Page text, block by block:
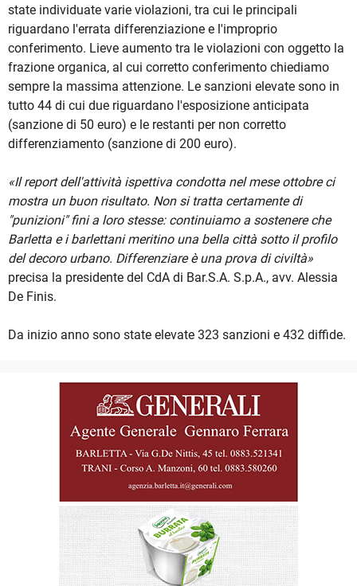
state individuate varie violazioni, tra cui le principali
riguardano l'errata differenziazione e l'improprio
conferimento. Lieve aumento tra le violazioni con oggetto la
frazione organica, al cui corretto conferimento chiediamo
sempre la massima attenzione. Le sanzioni elevate sono in
tutto 44 di cui due riguardano l'esposizione anticipata
(sanzione di 50 euro) e le restanti per non corretto
differenziamento (sanzione di 200 euro).
«Il report dell'attività ispettiva condotta nel mese ottobre ci
mostra un buon risultato. Non si tratta certamente di
"punizioni" fini a loro stesse: continuiamo a sostenere che
Barletta e i barlettani meritino una bella città sotto il profilo
del decoro urbano. Differenziare è una prova di civiltà»
precisa la presidente del CdA di Bar.S.A. S.p.A., avv. Alessia
De Finis.
Da inizio anno sono state elevate 323 sanzioni e 432 diffide.